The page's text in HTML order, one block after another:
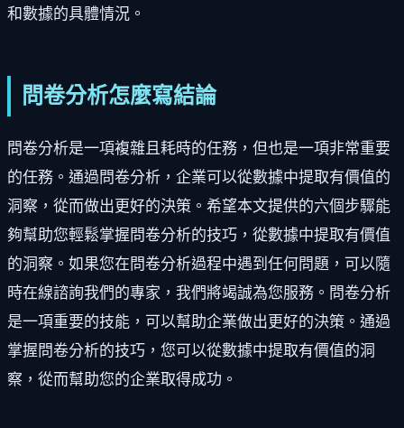
和數據的具體情況。
問卷分析怎麼寫結論
問卷分析是一項複雜且耗時的任務，但也是一項非常重要
的任務。通過問卷分析，企業可以從數據中提取有價值的
洞察，從而做出更好的決策。希望本文提供的六個步驟能
夠幫助您輕鬆掌握問卷分析的技巧，從數據中提取有價值
的洞察。如果您在問卷分析過程中遇到任何問題，可以隨
時在線諮詢我們的專家，我們將竭誠為您服務。問卷分析
是一項重要的技能，可以幫助企業做出更好的決策。通過
掌握問卷分析的技巧，您可以從數據中提取有價值的洞
察，從而幫助您的企業取得成功。